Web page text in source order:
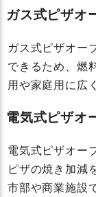
ガス式ピザオ
ガス式ピザオー
できるため、燃
用や家庭用に広
電気式ピザオ
電気式ピザオー
ピザの焼き加減
市部や商業施設